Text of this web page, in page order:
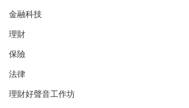
金融科技
理財
保險
法律
理財好聲音工作坊